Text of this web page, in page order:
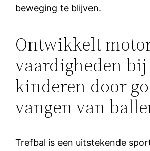
beweging te blijven.
Ontwikkelt
vaardigheden bij
kinderen door
vangen van
Trefbal is een uitstekende